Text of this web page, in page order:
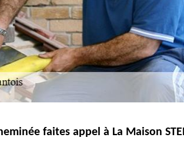
faites appel à La Maison